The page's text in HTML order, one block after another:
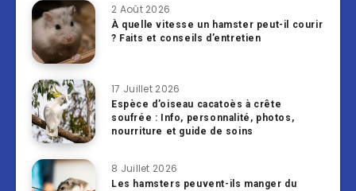
2 Août 2026
À quelle vitesse un hamster peut-il courir
? Faits et conseils d’entretien
17 Juillet 2026
Espèce d’oiseau cacatoès à crête
soufrée : Info, personnalité, photos,
nourriture et guide de soins
8 Juillet 2026
Les hamsters peuvent-ils manger du